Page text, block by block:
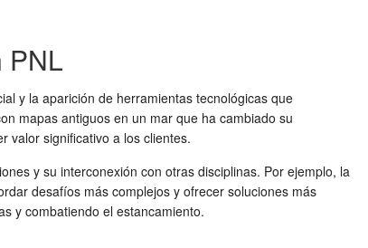
PNL
y la aparición de herramientas tecnológicas que
mapas antiguos en un mar que ha cambiado su
valor significativo a los clientes.
y su interconexión con otras disciplinas. Por ejemplo, la
desafíos más complejos y ofrecer soluciones más
y combatiendo el estancamiento.